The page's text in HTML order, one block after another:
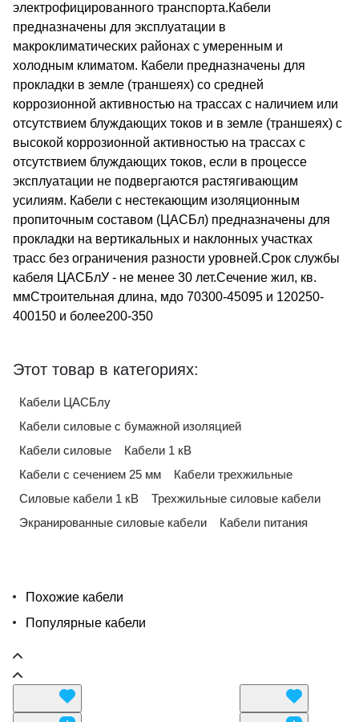
электрофицированного транспорта.Кабели
предназначены для эксплуатации в
макроклиматических районах с умеренным и
холодным климатом. Кабели предназначены для
прокладки в земле (траншеях) со средней
коррозионной активностью на трассах с наличием или
отсутствием блуждающих токов и в земле (траншеях) с
высокой коррозионной активностью на трассах с
отсутствием блуждающих токов, если в процессе
эксплуатации не подвергаются растягивающим
усилиям. Кабели с нестекающим изоляционным
пропиточным составом (ЦАСБл) предназначены для
прокладки на вертикальных и наклонных участках
трасс без ограничения разности уровней.Срок службы
кабеля ЦАСБлУ - не менее 30 лет.Сечение жил, кв.
ммСтроительная длина, мдо 70300-45095 и 120250-
400150 и более200-350
Этот товар в категориях:
Кабели ЦАСБлу
Кабели силовые с бумажной изоляцией
Кабели силовые
Кабели 1 кВ
Кабели с сечением 25 мм
Кабели трехжильные
Силовые кабели 1 кВ
Трехжильные силовые кабели
Экранированные силовые кабели
Кабели питания
Похожие кабели
Популярные кабели